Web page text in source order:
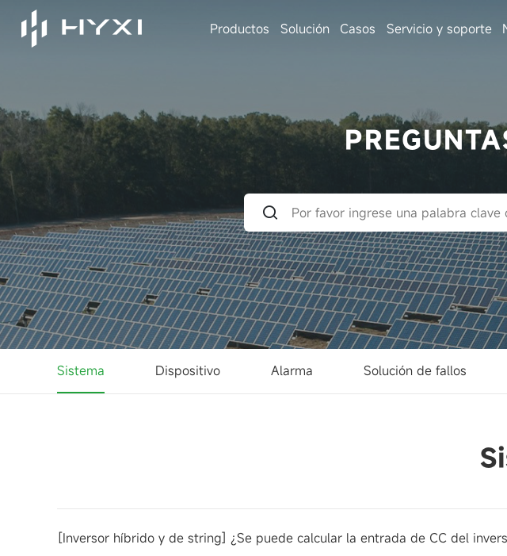
Productos Solución Casos Servicio y soporte
Sistema Dispositivo Alarma Solución de fallos
[Inversor híbrido y de string] ¿Se puede calcular la entrada de CC del